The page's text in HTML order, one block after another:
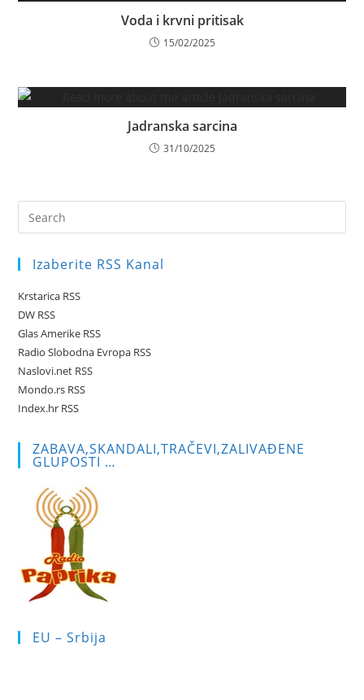
Voda i krvni pritisak
15/02/2025
Jadranska sarcina
31/10/2025
Izaberite RSS Kanal
Krstarica RSS
DW RSS
Glas Amerike RSS
Radio Slobodna Evropa RSS
Naslovi.net RSS
Mondo.rs RSS
Index.hr RSS
ZABAVA,SKANDALI,TRAČEVI,ZALIVAĐENE
GLUPOSTI …
EU – Srbija